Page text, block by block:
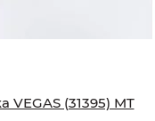
VEGAS (31395) MT